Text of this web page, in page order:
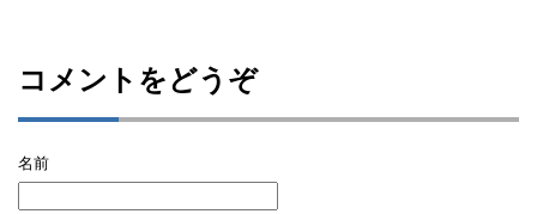
コメントをどうぞ
名前